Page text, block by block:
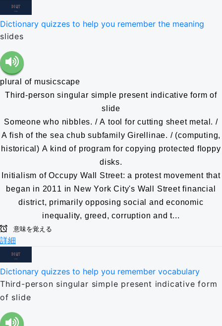
Dictionary quizzes to help you remember the meaning
slides
plural of musicscape
Third-person singular simple present indicative form of
slide
Someone who nibbles. / A tool for cutting sheet metal. /
A fish of the sea chub subfamily Girellinae. / (computing,
historical) A kind of program for copying protected floppy
disks.
Initialism of Occupy Wall Street: a protest movement that
began in 2011 in New York City's Wall Street financial
district, primarily opposing social and economic
inequality, greed, corruption and t...
意味を覚える
詳細
Dictionary quizzes to help you remember vocabulary
Third-person singular simple present indicative form
of slide